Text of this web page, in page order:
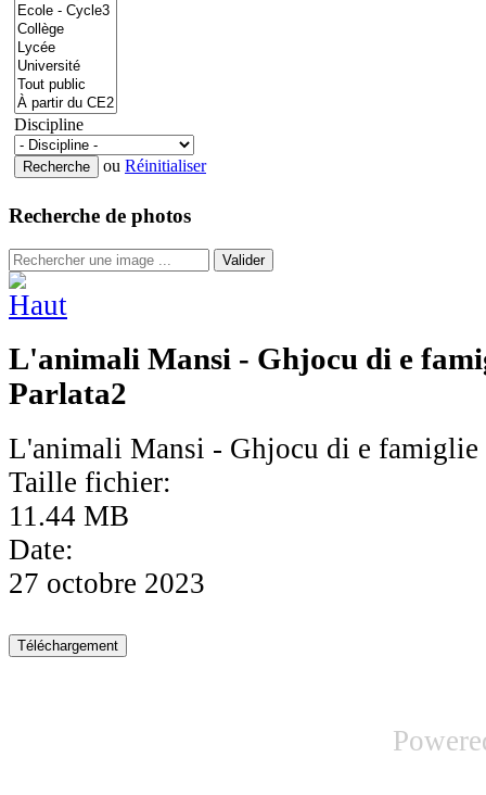
Discipline
ou Réinitialiser
Recherche de photos
Valider
L'animali Mansi - Ghjocu di e
Parlata2
L'animali Mansi - Ghjocu di e famiglie
Taille fichier:
11.44 MB
Date:
27 octobre 2023